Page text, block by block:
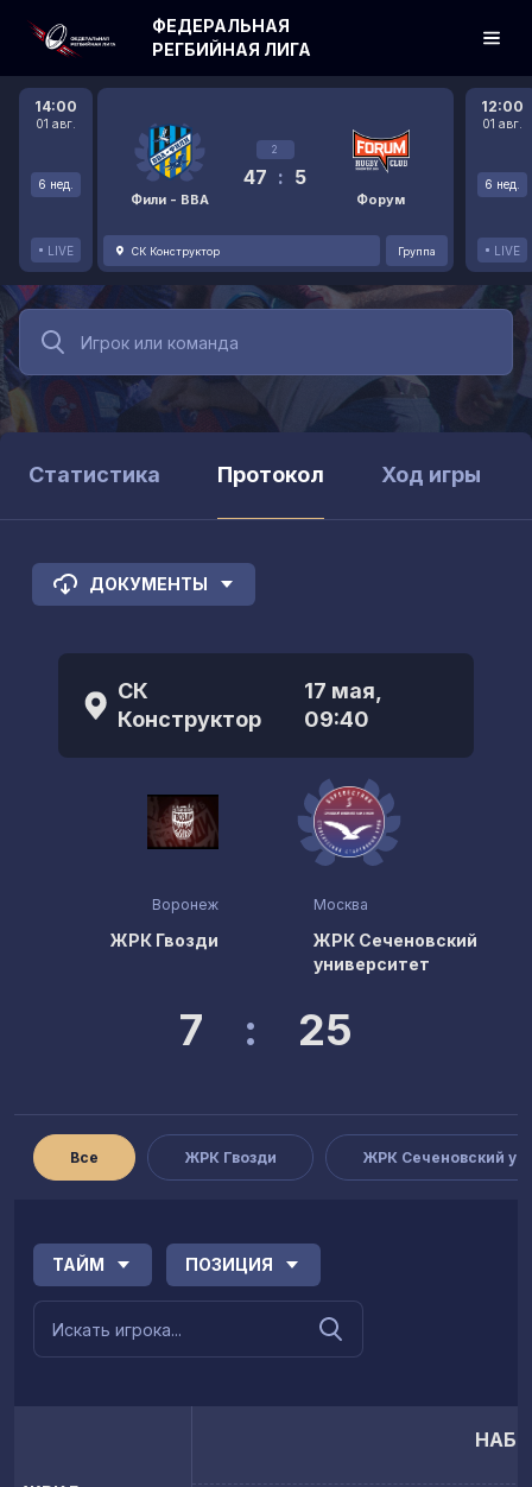
14:00
01 авг.
6 нед.
LIVE
Фили - ВВА
2
47 : 5
Форум
СК Конструктор Группа
12:00
01 авг.
6 нед.
LIVE
ФЕДЕРАЛЬНАЯ
РЕГБИЙНАЯ ЛИГА
Статистика Протокол Ход игры
ДОКУМЕНТЫ
СК
Конструктор
17 мая,
09:40
Воронеж
ЖРК Гвозди
7 : 25
Москва
ЖРК Сеченовский
университет
Все ЖРК Гвозди ЖРК Сеченовский
ТАЙМ ПОЗИЦИЯ